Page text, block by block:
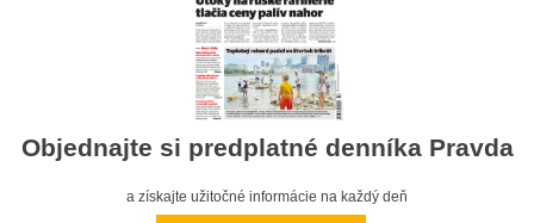
Objednajte si predplatné denníka Pravda
a získajte užitočné informácie na každý deň